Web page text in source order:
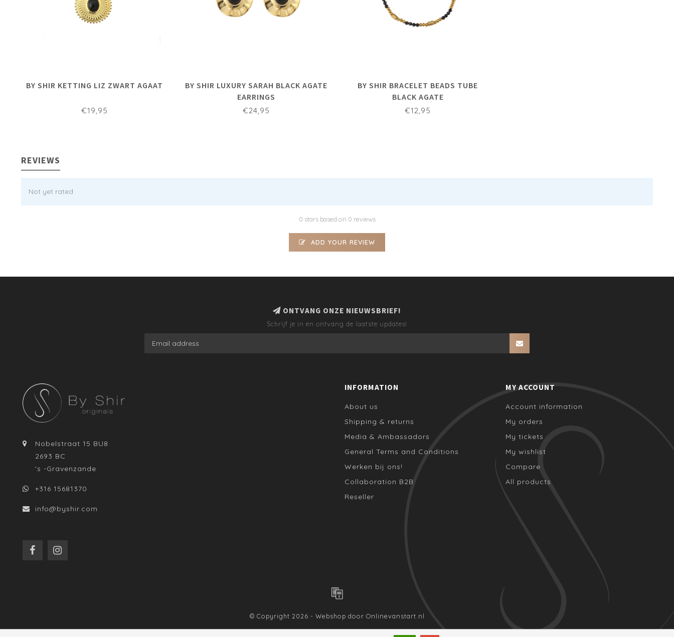
BY SHIR KETTING LIZ ZWART AGAAT
€19,95
BY SHIR LUXURY SARAH BLACK AGATE
EARRINGS
€24,95
BY SHIR BRACELET BEADS TUBE
BLACK AGATE
€12,95
REVIEWS
Not yet rated
0 stars based on 0 reviews
ADD YOUR REVIEW
ONTVANG ONZE NIEUWSBRIEF!
Schrijf je in en ontvang de laatste updates!
Nobelstraat 15 BU8
2693 BC
's -Gravenzande
+316 15681370
info@byshir.com
INFORMATION
About us
Shipping & returns
Media & Ambassadors
General Terms and Conditions
Werken bij ons!
Collaboration B2B
Reseller
MY ACCOUNT
Account information
My orders
My tickets
My wishlist
Compare
All products
© Copyright 2026 - Webshop door Onlinevanstart.nl